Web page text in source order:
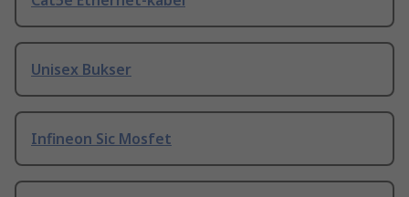
Unisex Bukser
Infineon Sic Mosfet